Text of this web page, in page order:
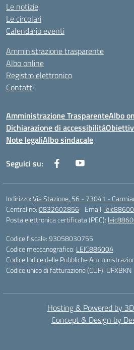
Le notizie
Le circolari
Calendario eventi
Amministrazione trasparente
Albo online
Registro elettronico
Contatti
Amministrazione TrasparenteAlbo
Dichiarazione di accessibilità
Note legaliAlbo sindacale
Seguici su:
Indirizzo:Via Stazione, 56 - 73041 -
Centralino:0832602856 Email:
Posta elettronica certificata (PEC):
Codice fiscale: 93058030755
Codice meccanografico: LEIC88600A
Codice Indice delle Pubbliche
Codice unico di fatturazione (CUF): UFXBKN
Hosting & Powered by
Concept & Design by